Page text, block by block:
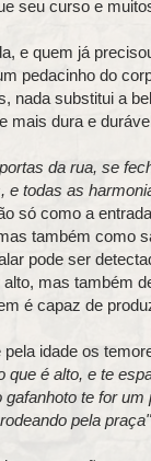
seu curso e
e quem já
pedacinho do
nada substitui a
mais dura e
da rua, se
e todas as
só como a
também como
pode ser
mas também
é capaz de
idade os
que é alto, e te
te for
pela praça"